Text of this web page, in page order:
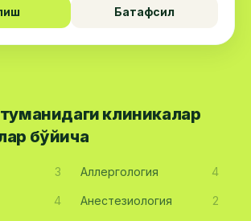
Батафсил
клиникалар
бўйича
3 Аллергология 4
4 Анестезиология 2